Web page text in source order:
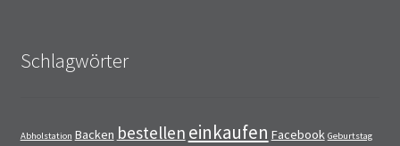
Schlagwörter
Abholstation Backen bestellen einkaufen Facebook Geburtstag